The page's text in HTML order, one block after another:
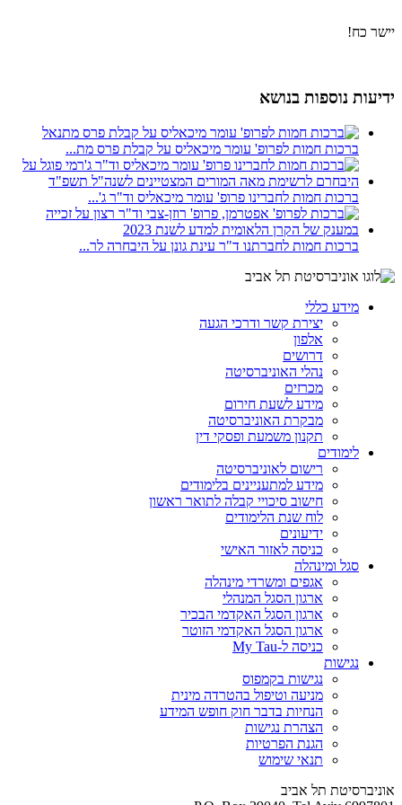
יישר כח!
ידיעות נוספות בנושא
ברכות חמות לפרופ' עומר מיכאליס על קבלת פרס מת...
ברכות חמות לחברינו פרופ' עומר מיכאליס וד"ר ג'...
ברכות חמות לחברתנו ד"ר עינת גונן על היבחרה לר...
מידע כללי
יצירת קשר ודרכי הגעה
אלפון
דרושים
נהלי האוניברסיטה
מכרזים
מידע לשעת חירום
מבקרת האוניברסיטה
תקנון משמעת ופסקי דין
לימודים
רישום לאוניברסיטה
מידע למתעניינים בלימודים
חישוב סיכויי קבלה לתואר ראשון
לוח שנת הלימודים
ידיעונים
כניסה לאזור האישי
סגל ומינהלה
אגפים ומשרדי מינהלה
ארגון הסגל המנהלי
ארגון הסגל האקדמי הבכיר
ארגון הסגל האקדמי הזוטר
כניסה ל-My Tau
נגישות
נגישות בקמפוס
מניעה וטיפול בהטרדה מינית
הנחיות בדבר חוק חופש המידע
הצהרת נגישות
הגנת הפרטיות
תנאי שימוש
אוניברסיטת תל אביב